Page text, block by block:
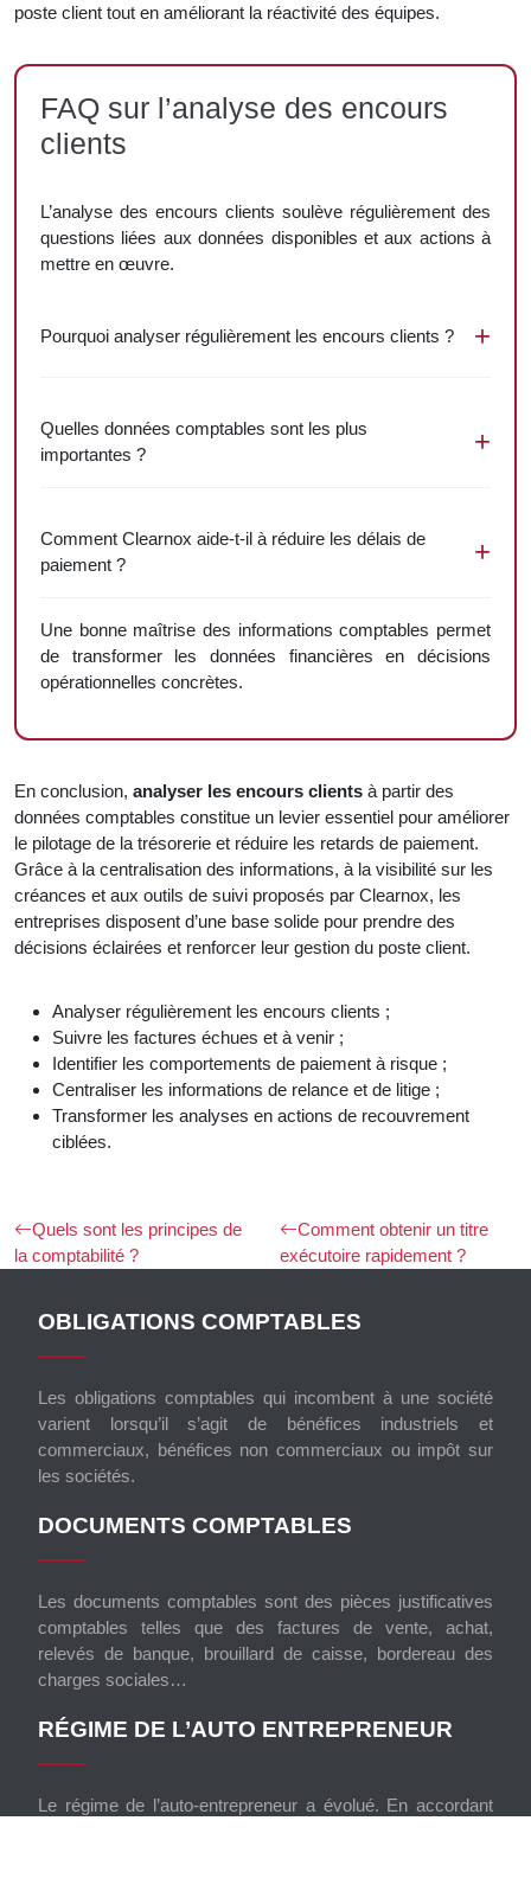
poste client tout en améliorant la réactivité des équipes.
FAQ sur l’analyse des encours
clients
L’analyse des encours clients soulève régulièrement des
questions liées aux données disponibles et aux actions à
mettre en œuvre.
Pourquoi analyser régulièrement les encours clients ?
Quelles données comptables sont les plus
importantes ?
Comment Clearnox aide-t-il à réduire les délais de
paiement ?
Une bonne maîtrise des informations comptables permet
de transformer les données financières en décisions
opérationnelles concrètes.
En conclusion, analyser les encours clients à partir des
données comptables constitue un levier essentiel pour améliorer
le pilotage de la trésorerie et réduire les retards de paiement.
Grâce à la centralisation des informations, à la visibilité sur les
créances et aux outils de suivi proposés par Clearnox, les
entreprises disposent d’une base solide pour prendre des
décisions éclairées et renforcer leur gestion du poste client.
Analyser régulièrement les encours clients ;
Suivre les factures échues et à venir ;
Identifier les comportements de paiement à risque ;
Centraliser les informations de relance et de litige ;
Transformer les analyses en actions de recouvrement
ciblées.
Quels sont les principes de
la comptabilité ?
Comment obtenir un titre
exécutoire rapidement ?
OBLIGATIONS COMPTABLES
Les obligations comptables qui incombent à une société
varient lorsqu’il s’agit de bénéfices industriels et
commerciaux, bénéfices non commerciaux ou impôt sur
les sociétés.
DOCUMENTS COMPTABLES
Les documents comptables sont des pièces justificatives
comptables telles que des factures de vente, achat,
relevés de banque, brouillard de caisse, bordereau des
charges sociales…
RÉGIME DE L’AUTO ENTREPRENEUR
Le régime de l’auto-entrepreneur a évolué. En accordant